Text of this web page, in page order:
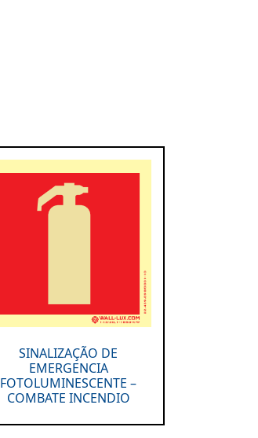
SINALIZAÇÃO DE
EMERGENCIA
FOTOLUMINESCENTE –
COMBATE INCENDIO